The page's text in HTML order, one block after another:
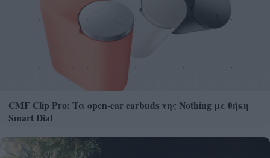
CMF Clip Pro: Τα open-ear earbuds της Nothing με θήκη
Smart Dial